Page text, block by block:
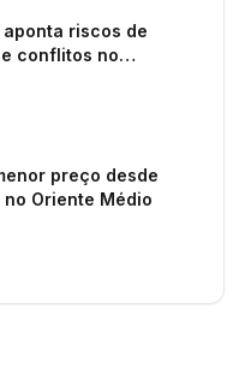
riscos de
conflitos no
preço desde
Oriente Médio